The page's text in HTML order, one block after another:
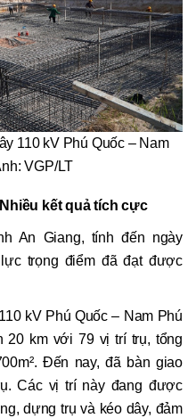
110 kV Phú Quốc – Nam
VGP/LT
kết quả tích cực
An Giang, tính đến ngày
trọng điểm đã đạt được
kV Phú Quốc – Nam Phú
20 km với 79 vị trí trụ, tổng
Đến nay, đã bàn giao
Các vị trí này đang được
dựng trụ và kéo dây, đảm